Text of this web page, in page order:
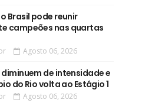
Brasil pode reunir
campeões nas quartas
Agosto 06, 2026
de intensidade e
do Rio volta ao Estágio 1
Agosto 06, 2026